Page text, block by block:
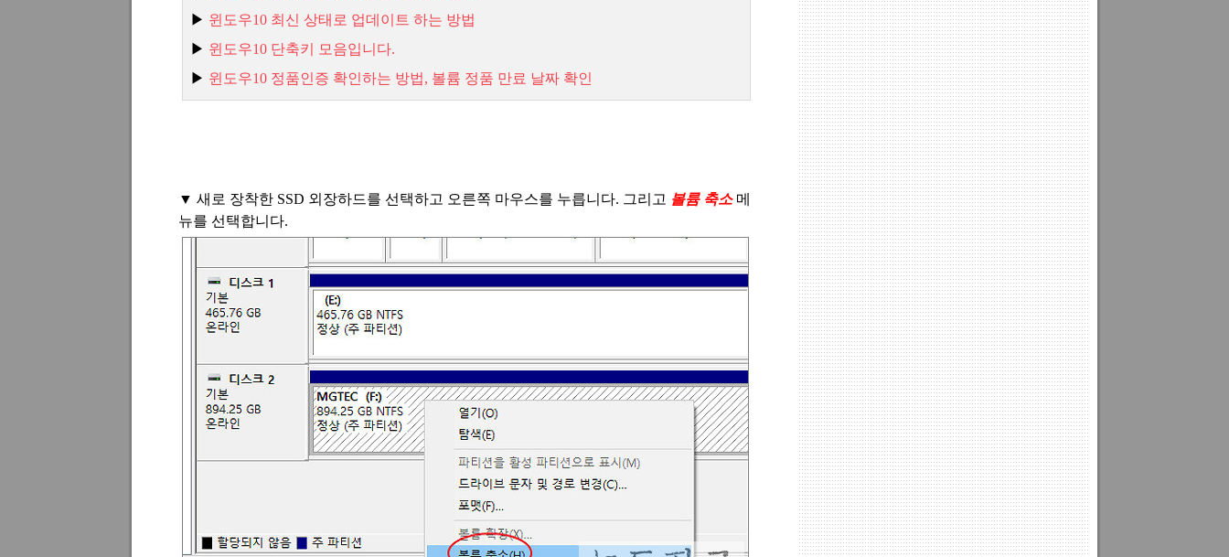
▶ 윈도우10 최신 상태로 업데이트 하는 방법
▶ 윈도우10 단축키
모음입니다.
▶ 윈 도우10 정품인증 확인하는 방법, 볼륨 정품 만료 날짜 확인
▼ 새로 장착한 SSD 외장하드를 선택하고 오른쪽 마우스를 누릅니다. 그리고 볼륨 축소 메
뉴를 선택합니다.